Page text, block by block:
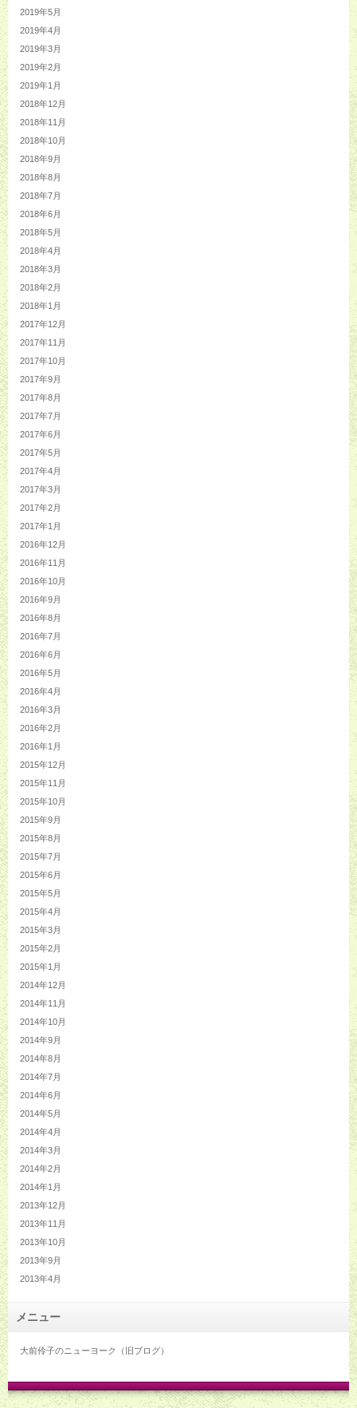
2019年5月
2019年4月
2019年3月
2019年2月
2019年1月
2018年12月
2018年11月
2018年10月
2018年9月
2018年8月
2018年7月
2018年6月
2018年5月
2018年4月
2018年3月
2018年2月
2018年1月
2017年12月
2017年11月
2017年10月
2017年9月
2017年8月
2017年7月
2017年6月
2017年5月
2017年4月
2017年3月
2017年2月
2017年1月
2016年12月
2016年11月
2016年10月
2016年9月
2016年8月
2016年7月
2016年6月
2016年5月
2016年4月
2016年3月
2016年2月
2016年1月
2015年12月
2015年11月
2015年10月
2015年9月
2015年8月
2015年7月
2015年6月
2015年5月
2015年4月
2015年3月
2015年2月
2015年1月
2014年12月
2014年11月
2014年10月
2014年9月
2014年8月
2014年7月
2014年6月
2014年5月
2014年4月
2014年3月
2014年2月
2014年1月
2013年12月
2013年11月
2013年10月
2013年9月
2013年4月
メニュー
大前伶子のニューヨーク（旧ブログ）